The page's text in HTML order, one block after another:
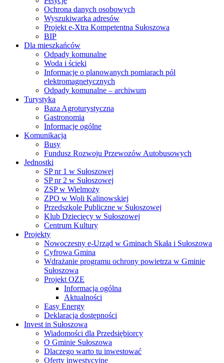
Ochrona danych osobowych
Wyszukiwarka adresów
Projekt e-Xtra Kompetentna Sułoszowa
BIP
Dla mieszkańców
Odpady komunalne
Woda i ścieki
Informacje o planowanych pomiarach pól
elektromagnetycznych
Odpady komunalne – archiwum
Turystyka
Baza Agroturystyczna
Gastronomia
Informacje ogólne
Komunikacja
Busy
Fundusz Rozwoju Przewozów Autobusowych
Jednostki
SP nr 1 w Sułoszowej
SP nr 2 w Sułoszowej
ZSP w Wielmoży
ZPO w Woli Kalinowskiej
Przedszkole Publiczne w Sułoszowej
Klub Dziecięcy w Sułoszowej
Centrum Kultury
Projekty
Nowoczesny e-Urząd w Gminach Skała i Sułoszowa
Cyfrowa Gmina
Wdrażanie programu ochrony powietrza w Gminie
Sułoszowa
Projekt OZE
Informacja ogólna
Aktualności
Easy Energy
Deklaracja dostępności
Invest in Sułoszowa
Wiadomości dla Przedsiębiorcy
O Gminie Sułoszowa
Dlaczego warto tu inwestować
Oferty inwestycyjne